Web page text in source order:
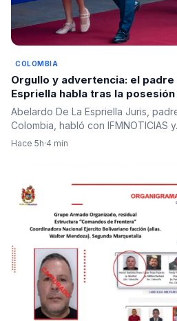
COLOMBIA
Orgullo y advertencia: el
Espriella habla tras la
presidente
Abelardo De La Espriella Juris,
Colombia, habló con IFMNOTICIAS
Hace 5h·4 min